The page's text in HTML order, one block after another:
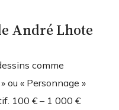
André Lhote
comme
ou « Personnage »
100 € – 1 000 €